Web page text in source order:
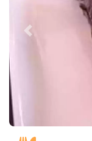
Précédent